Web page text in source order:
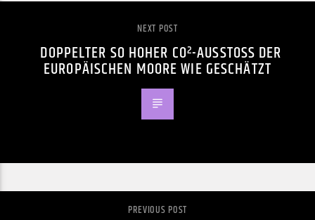
NEXT POST
DOPPELTER SO HOHER CO²-AUSSTOSS DER E
UROPÄISCHEN MOORE WIE GESCHÄTZT
PREVIOUS POST